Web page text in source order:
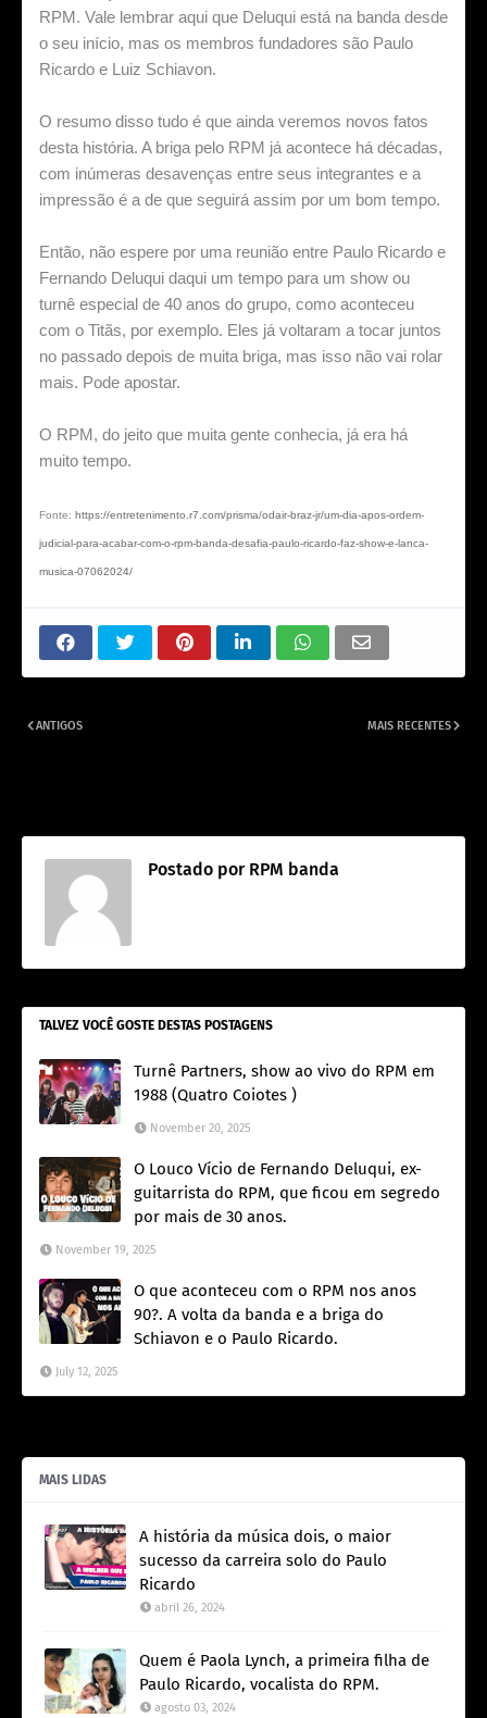
RPM. Vale lembrar aqui que Deluqui está na banda desde
o seu início, mas os membros fundadores são Paulo
Ricardo e Luiz Schiavon.
O resumo disso tudo é que ainda veremos novos fatos
desta história. A briga pelo RPM já acontece há décadas,
com inúmeras desavenças entre seus integrantes e a
impressão é a de que seguirá assim por um bom tempo.
Então, não espere por uma reunião entre Paulo Ricardo e
Fernando Deluqui daqui um tempo para um show ou
turnê especial de 40 anos do grupo, como aconteceu
com o Titãs, por exemplo. Eles já voltaram a tocar juntos
no passado depois de muita briga, mas isso não vai rolar
mais. Pode apostar.
O RPM, do jeito que muita gente conhecia, já era há
muito tempo.
Fonte: https://entretenimento.r7.com/prisma/odair-braz-jr/um-dia-apos-ordem-
judicial-para-acabar-com-o-rpm-banda-desafia-paulo-ricardo-faz-show-e-lanca-
musica-07062024/
MAIS RECENTES
ANTIGOS
Postado porRPM banda
TALVEZ VOCÊ GOSTE DESTAS POSTAGENS
Turnê Partners, show ao vivo do RPM em
1988 (Quatro Coiotes )
November 20, 2025
O Louco Vício de Fernando Deluqui, ex-
guitarrista do RPM, que ficou em segredo
por mais de 30 anos.
November 19, 2025
O que aconteceu com o RPM nos anos
90?. A volta da banda e a briga do
Schiavon e o Paulo Ricardo.
July 12, 2025
MAIS LIDAS
A história da música dois, o maior
sucesso da carreira solo do Paulo
Ricardo
abril 26, 2024
Quem é Paola Lynch, a primeira filha de
Paulo Ricardo, vocalista do RPM.
agosto 03, 2024